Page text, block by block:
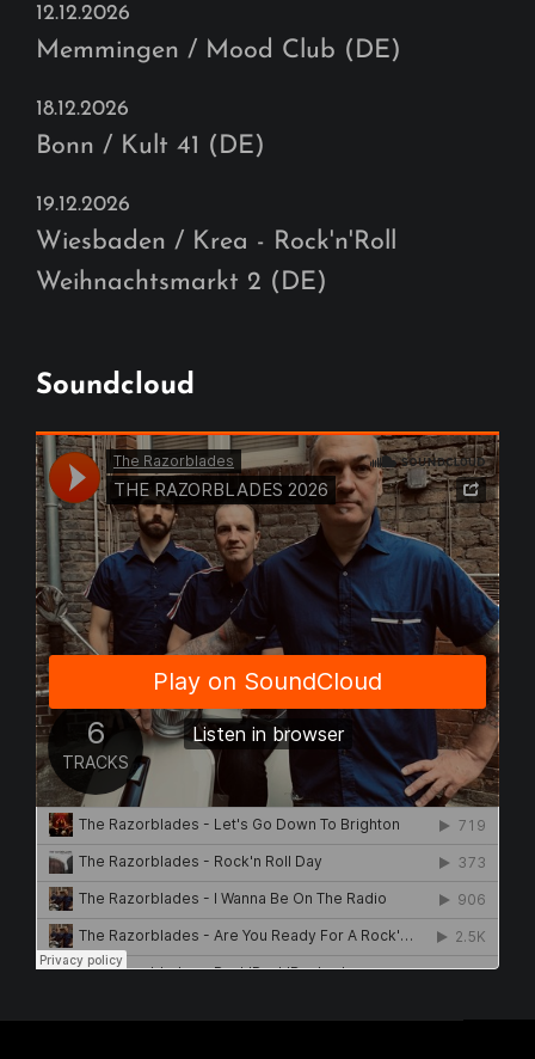
12.12.2026
Memmingen / Mood Club (DE)
18.12.2026
Bonn / Kult 41 (DE)
19.12.2026
Wiesbaden / Krea - Rock'n'Roll
Weihnachtsmarkt 2 (DE)
Soundcloud